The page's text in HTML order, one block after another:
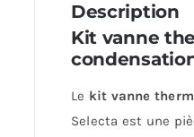
Description
Kit vanne
Le kit vanne
Selecta est une